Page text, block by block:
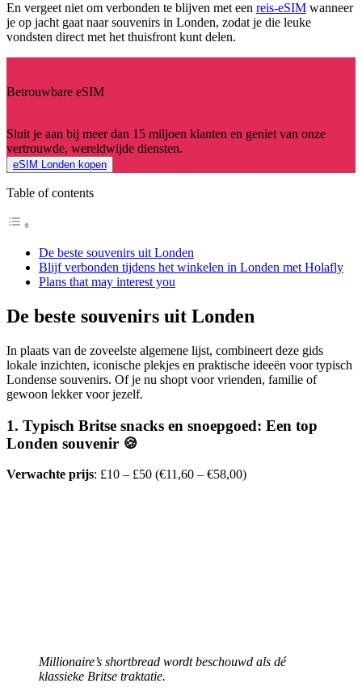
En vergeet niet om verbonden te blijven met een reis-eSIM wanneer
je op jacht gaat naar souvenirs in Londen, zodat je die leuke
vondsten direct met het thuisfront kunt delen.
Betrouwbare eSIM
Sluit je aan bij meer dan 15 miljoen klanten en geniet van onze
vertrouwde, wereldwijde diensten.
eSIM Londen kopen
Table of contents
De beste souvenirs uit Londen
Blijf verbonden tijdens het winkelen in Londen met Holafly
Plans that may interest you
De beste souvenirs uit Londen
In plaats van de zoveelste algemene lijst, combineert deze gids
lokale inzichten, iconische plekjes en praktische ideeën voor typisch
Londense souvenirs. Of je nu shopt voor vrienden, familie of
gewoon lekker voor jezelf.
1. Typisch Britse snacks en snoepgoed: Een top
Londen souvenir 🍪
Verwachte prijs: £10 – £50 (€11,60 – €58,00)
Millionaire’s shortbread wordt beschouwd als dé
klassieke Britse traktatie.